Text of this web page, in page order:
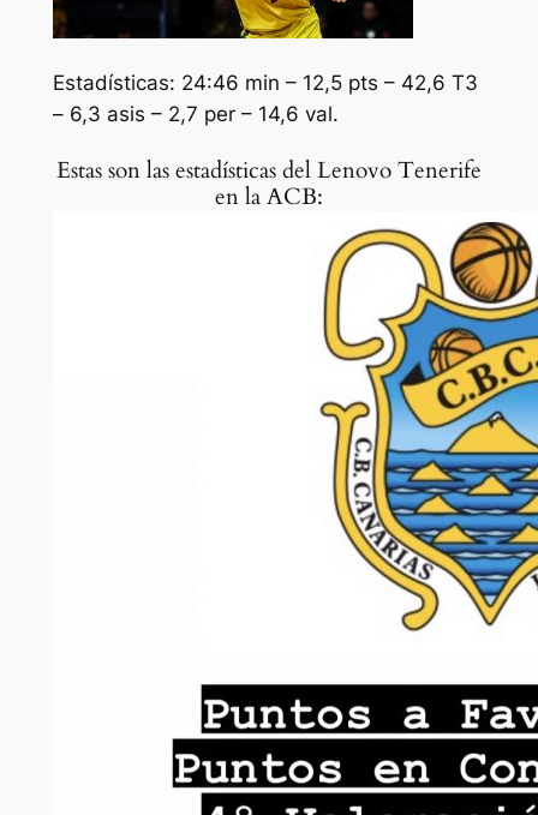
Estadísticas: 24:46 min – 12,5 pts – 42,6 T3
– 6,3 asis – 2,7 per – 14,6 val.
Estas son las estadísticas del Lenovo Tenerife
en la ACB: